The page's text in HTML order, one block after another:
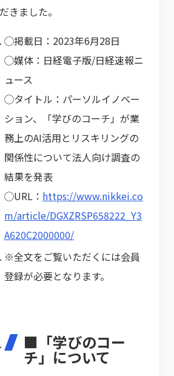
きました。
◯掲載日：2023年6月28日
◯媒体：日経電子版/日経速報ニ
ュース
◯タイトル：パーソルイノベー
ション、「学びのコーチ」が業
務上のAI活用とリスキリングの
関係性について法人向け調査の
結果を発表
◯URL： https://www.nikkei.co
m/article/DGXZRSP658222_Y3
A620C2000000/
※全文をご覧いただくには会員
登録が必要となります。
■「学びのコー
チ」について